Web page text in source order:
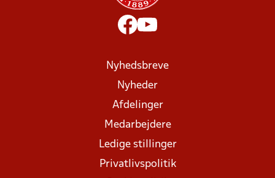
Nyhedsbreve
Nyheder
Afdelinger
Medarbejdere
Ledige stillinger
Privatlivspolitik